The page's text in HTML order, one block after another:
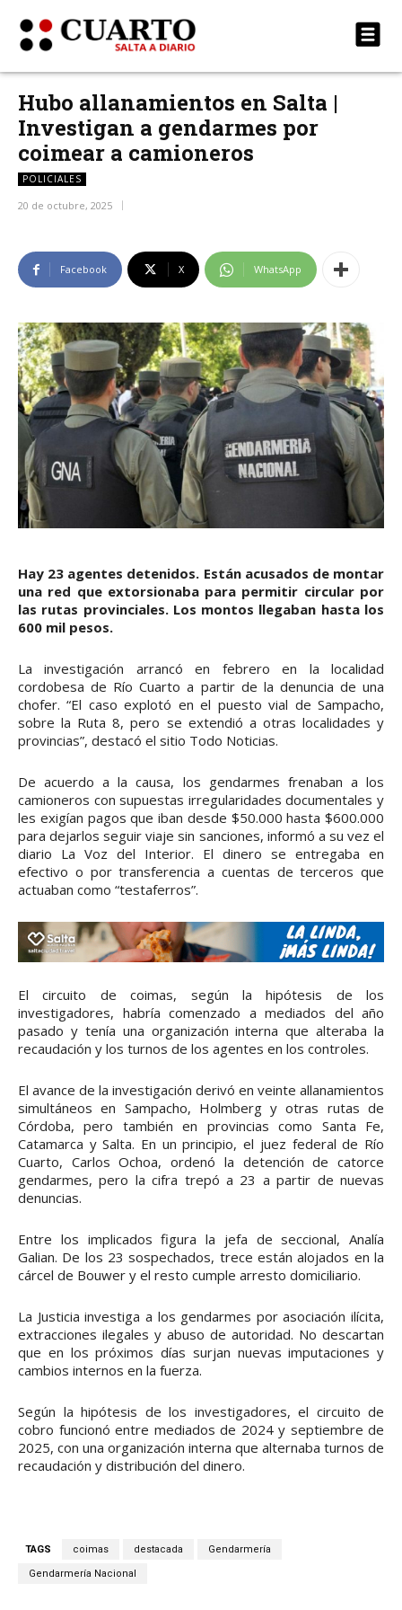
Hubo allanamientos en Salta |
Investigan a gendarmes por
coimear a camioneros
POLICIALES
20 de octubre, 2025
Facebook X WhatsApp
Hay 23 agentes detenidos. Están acusados de montar
una red que extorsionaba para permitir circular por
las rutas provinciales. Los montos llegaban hasta los
600 mil pesos.
La investigación arrancó en febrero en la localidad
cordobesa de Río Cuarto a partir de la denuncia de una
chofer. “El caso explotó en el puesto vial de Sampacho,
sobre la Ruta 8, pero se extendió a otras localidades y
provincias”, destacó el sitio Todo Noticias.
De acuerdo a la causa, los gendarmes frenaban a los
camioneros con supuestas irregularidades documentales y
les exigían pagos que iban desde $50.000 hasta $600.000
para dejarlos seguir viaje sin sanciones, informó a su vez el
diario La Voz del Interior. El dinero se entregaba en
efectivo o por transferencia a cuentas de terceros que
actuaban como “testaferros”.
El circuito de coimas, según la hipótesis de los
investigadores, habría comenzado a mediados del año
pasado y tenía una organización interna que alteraba la
recaudación y los turnos de los agentes en los controles.
El avance de la investigación derivó en veinte allanamientos
simultáneos en Sampacho, Holmberg y otras rutas de
Córdoba, pero también en provincias como Santa Fe,
Catamarca y Salta. En un principio, el juez federal de Río
Cuarto, Carlos Ochoa, ordenó la detención de catorce
gendarmes, pero la cifra trepó a 23 a partir de nuevas
denuncias.
Entre los implicados figura la jefa de seccional, Analía
Galian. De los 23 sospechados, trece están alojados en la
cárcel de Bouwer y el resto cumple arresto domiciliario.
La Justicia investiga a los gendarmes por asociación ilícita,
extracciones ilegales y abuso de autoridad. No descartan
que en los próximos días surjan nuevas imputaciones y
cambios internos en la fuerza.
Según la hipótesis de los investigadores, el circuito de
cobro funcionó entre mediados de 2024 y septiembre de
2025, con una organización interna que alternaba turnos de
recaudación y distribución del dinero.
TAGS coimas destacada Gendarmería
Gendarmería Nacional